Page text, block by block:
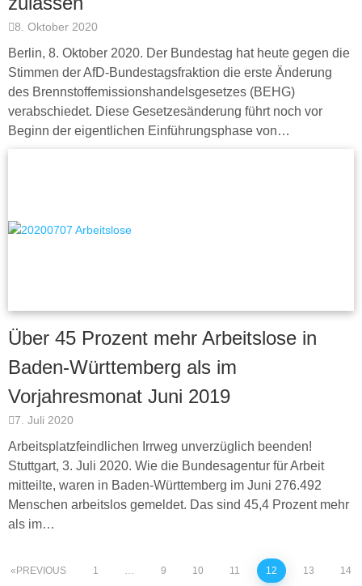
8. Oktober 2020
Berlin, 8. Oktober 2020. Der Bundestag hat heute gegen die
Stimmen der AfD-Bundestagsfraktion die erste Änderung
des Brennstoffemissionshandelsgesetzes (BEHG)
verabschiedet. Diese Gesetzesänderung führt noch vor
Beginn der eigentlichen Einführungsphase von…
Über 45 Prozent mehr Arbeitslose in
Baden-Württemberg als im
Vorjahresmonat Juni 2019
7. Juli 2020
Arbeitsplatzfeindlichen Irrweg unverzüglich beenden!
Stuttgart, 3. Juli 2020. Wie die Bundesagentur für Arbeit
mitteilte, waren in Baden-Württemberg im Juni 276.492
Menschen arbeitslos gemeldet. Das sind 45,4 Prozent mehr
als im…
PREVIOUS 1 … 9 10 11 12 13 14